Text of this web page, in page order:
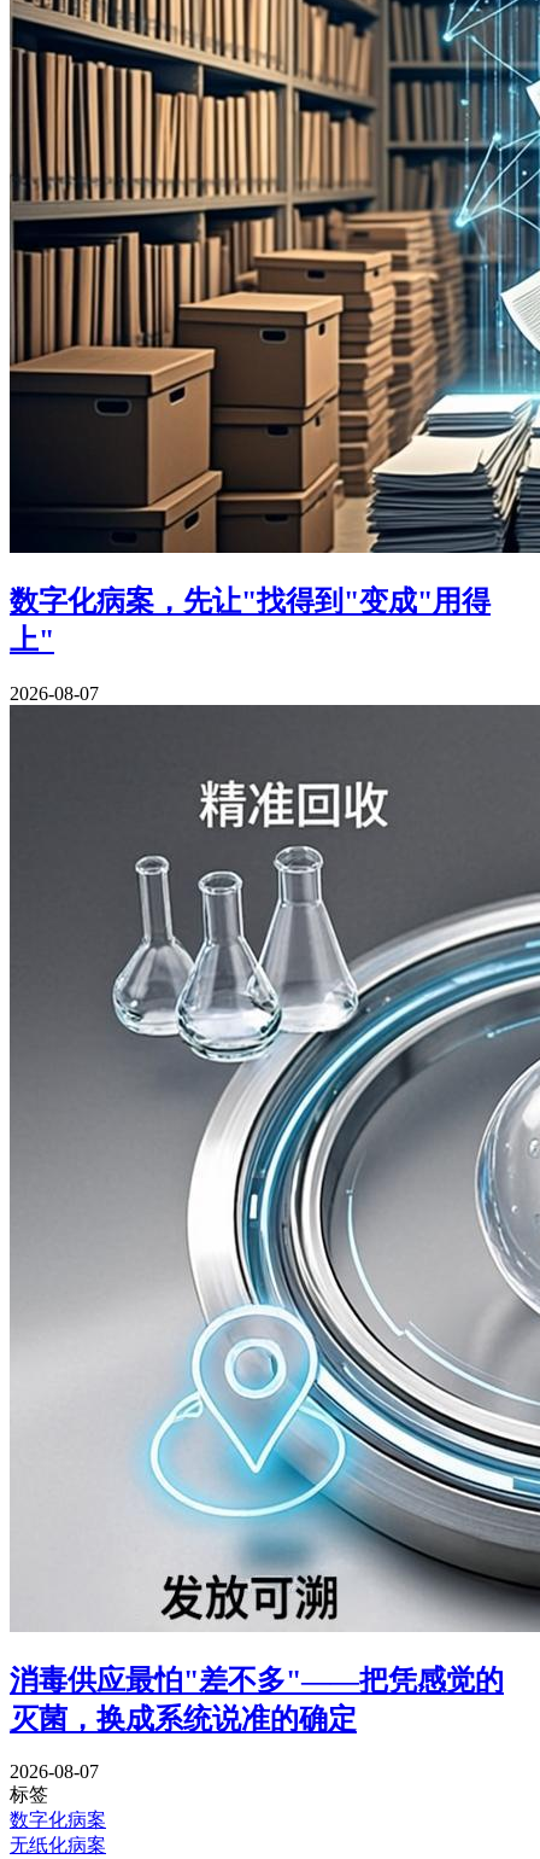
数字化病案，先让"找得到"变成"用得
上"
2026-08-07
消毒供应最怕"差不多"——把凭感觉的
灭菌，换成系统说准的确定
2026-08-07
标签
数字化病案
无纸化病案